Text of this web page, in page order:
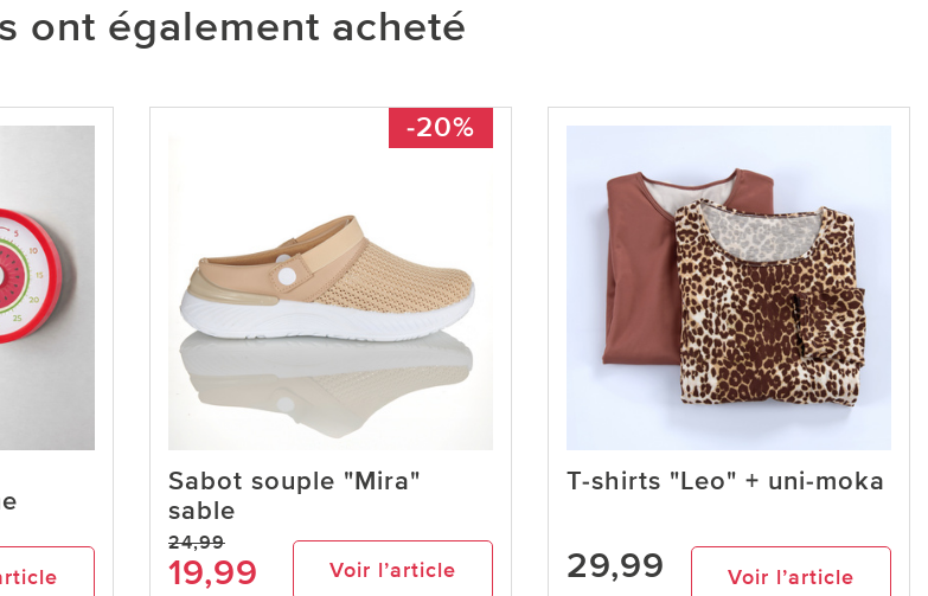
ont également acheté
-20%
Sabot souple "Mira"
sable
24,99
19,99 Voir l’article
T-shirts "Leo" + uni-moka
29,99 Voir l’article